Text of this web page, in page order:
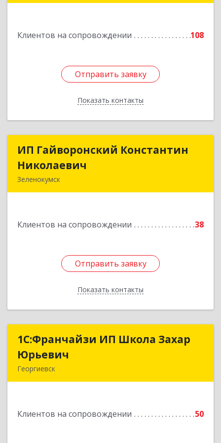
Клиентов на сопровождении 108
Отправить заявку
Показать контакты
Отправить заявку
Назад
ИП Гайворонский Константин
Николаевич
Зеленокумск
Клиентов на сопровождении 38
Отправить заявку
Показать контакты
ИП Гайворонский Константин
Подробнее
Отправить заявку
Назад
1С:Франчайзи ИП Школа Захар
Юрьевич
Георгиевск
Клиентов на сопровождении 50
1С:Франчайзи ИП Школа Захар